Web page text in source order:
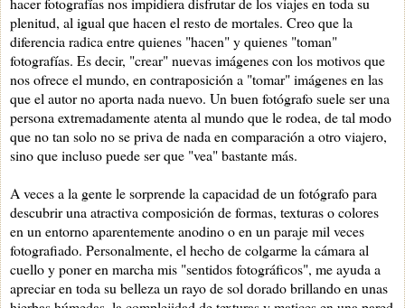
plenitud, al igual que hacen el resto de mortales. Creo que la
diferencia radica entre quienes "hacen" y quienes "toman"
fotografías. Es decir, "crear" nuevas imágenes con los motivos que
nos ofrece el mundo, en contraposición a "tomar" imágenes en las
que el autor no aporta nada nuevo. Un buen fotógrafo suele ser una
persona extremadamente atenta al mundo que le rodea, de tal modo
que no tan solo no se priva de nada en comparación a otro viajero,
sino que incluso puede ser que "vea" bastante más.
A veces a la gente le sorprende la capacidad de un fotógrafo para
descubrir una atractiva composición de formas, texturas o colores
en un entorno aparentemente anodino o en un paraje mil veces
fotografiado. Personalmente, el hecho de colgarme la cámara al
cuello y poner en marcha mis "sentidos fotográficos", me ayuda a
apreciar en toda su belleza un rayo de sol dorado brillando en unas